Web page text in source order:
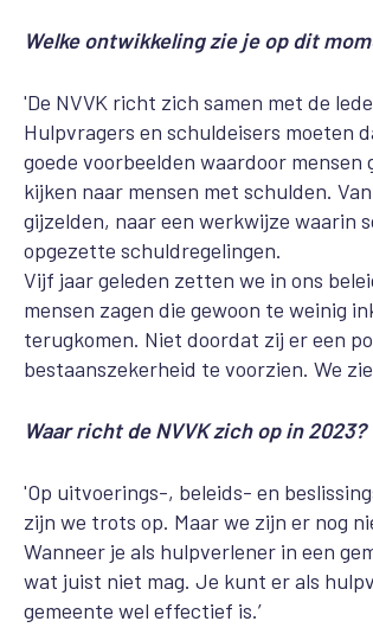
Welke ontwikkeling zie je op dit
'De NVVK richt zich samen met de
Hulpvragers en schuldeisers moeten
goede voorbeelden waardoor
kijken naar mensen met schulden.
gijzelden, naar een werkwijze waarin
opgezette schuldregelingen.
Vijf jaar geleden zetten we in ons
mensen zagen die gewoon te weinig
terugkomen. Niet doordat zij er een
bestaanszekerheid te voorzien. We
Waar richt de NVVK zich op in 2023?
'Op uitvoerings-, beleids- en
zijn we trots op. Maar we zijn er nog
Wanneer je als hulpverlener in een
wat juist niet mag. Je kunt er als
gemeente wel effectief is.’